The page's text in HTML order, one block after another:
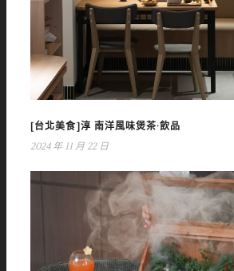
[台北美食]淳 南洋風味煲茶·飲品
2024 年 11 月 22 日